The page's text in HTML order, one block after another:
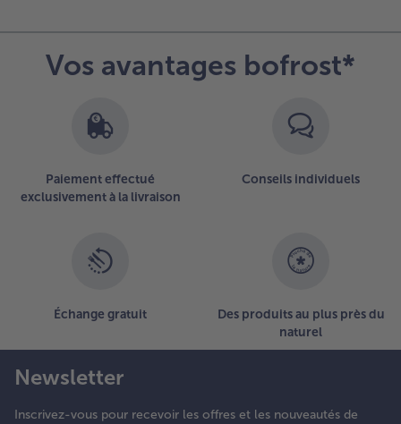
Vos avantages bofrost*
Paiement effectué
exclusivement à la livraison
Conseils individuels
Échange gratuit
Des produits au plus près du
naturel
Newsletter
Inscrivez-vous pour recevoir les offres et les nouveautés de